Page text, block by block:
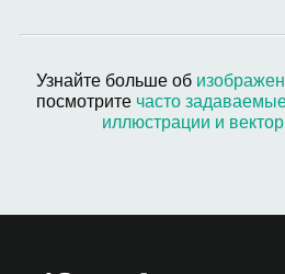
Узнайте больше об
посмотрите часто
иллюстрации и